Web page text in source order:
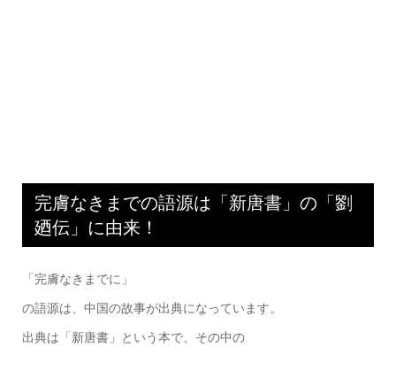
完膚なきまでの語源は「新唐書」の「劉
廼伝」に由来！
「完膚なきまでに」
の語源は、中国の故事が出典になっています。
出典は「新唐書」という本で、その中の